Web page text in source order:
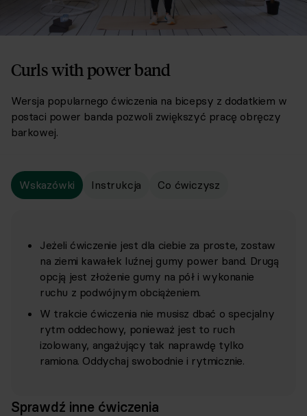
Curls with power band
Wersja popularnego ćwiczenia na bicepsy z dodatkiem w
postaci power banda pozwoli zwiększyć pracę obręczy
barkowej.
Wskazówki Instrukcja Co ćwiczysz
Jeżeli ćwiczenie jest dla ciebie za proste, zostaw
na ziemi kawałek luźnej gumy power band. Drugą
opcją jest złożenie gumy na pół i wykonanie
ruchu z podwójnym obciążeniem.
W trakcie ćwiczenia nie musisz dbać o specjalny
rytm oddechowy, ponieważ jest to ruch
izolowany, angażujący tak naprawdę tylko
ramiona. Oddychaj swobodnie i rytmicznie.
Sprawdź inne ćwiczenia